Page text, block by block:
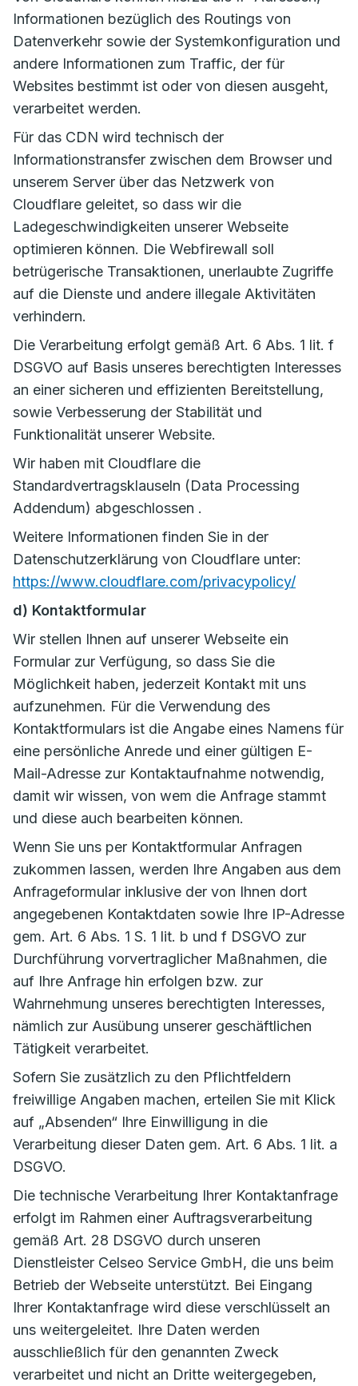
Informationen bezüglich des Routings von
Datenverkehr sowie der Systemkonfiguration und
andere Informationen zum Traffic, der für
Websites bestimmt ist oder von diesen ausgeht,
verarbeitet werden.
Für das CDN wird technisch der
Informationstransfer zwischen dem Browser und
unserem Server über das Netzwerk von
Cloudflare geleitet, so dass wir die
Ladegeschwindigkeiten unserer Webseite
optimieren können. Die Webfirewall soll
betrügerische Transaktionen, unerlaubte Zugriffe
auf die Dienste und andere illegale Aktivitäten
verhindern.
Die Verarbeitung erfolgt gemäß Art. 6 Abs. 1 lit. f
DSGVO auf Basis unseres berechtigten Interesses
an einer sicheren und effizienten Bereitstellung,
sowie Verbesserung der Stabilität und
Funktionalität unserer Website.
Wir haben mit Cloudflare die
Standardvertragsklauseln (Data Processing
Addendum) abgeschlossen .
Weitere Informationen finden Sie in der
Datenschutzerklärung von Cloudflare unter:
https://www.cloudflare.com/privacypolicy/
d) Kontaktformular
Wir stellen Ihnen auf unserer Webseite ein
Formular zur Verfügung, so dass Sie die
Möglichkeit haben, jederzeit Kontakt mit uns
aufzunehmen. Für die Verwendung des
Kontaktformulars ist die Angabe eines Namens für
eine persönliche Anrede und einer gültigen E-
Mail-Adresse zur Kontaktaufnahme notwendig,
damit wir wissen, von wem die Anfrage stammt
und diese auch bearbeiten können.
Wenn Sie uns per Kontaktformular Anfragen
zukommen lassen, werden Ihre Angaben aus dem
Anfrageformular inklusive der von Ihnen dort
angegebenen Kontaktdaten sowie Ihre IP-Adresse
gem. Art. 6 Abs. 1 S. 1 lit. b und f DSGVO zur
Durchführung vorvertraglicher Maßnahmen, die
auf Ihre Anfrage hin erfolgen bzw. zur
Wahrnehmung unseres berechtigten Interesses,
nämlich zur Ausübung unserer geschäftlichen
Tätigkeit verarbeitet.
Sofern Sie zusätzlich zu den Pflichtfeldern
freiwillige Angaben machen, erteilen Sie mit Klick
auf „Absenden“ Ihre Einwilligung in die
Verarbeitung dieser Daten gem. Art. 6 Abs. 1 lit. a
DSGVO.
Die technische Verarbeitung Ihrer Kontaktanfrage
erfolgt im Rahmen einer Auftragsverarbeitung
gemäß Art. 28 DSGVO durch unseren
Dienstleister Celseo Service GmbH, die uns beim
Betrieb der Webseite unterstützt. Bei Eingang
Ihrer Kontaktanfrage wird diese verschlüsselt an
uns weitergeleitet. Ihre Daten werden
ausschließlich für den genannten Zweck
verarbeitet und nicht an Dritte weitergegeben,